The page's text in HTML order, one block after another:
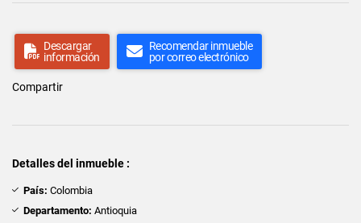
Descargar
información
Recomendar inmueble
por correo electrónico
Compartir
Detalles del inmueble :
País: Colombia
Departamento: Antioquia